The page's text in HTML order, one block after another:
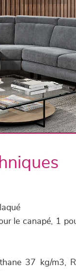
le canapé, 1
37 kg/m3,